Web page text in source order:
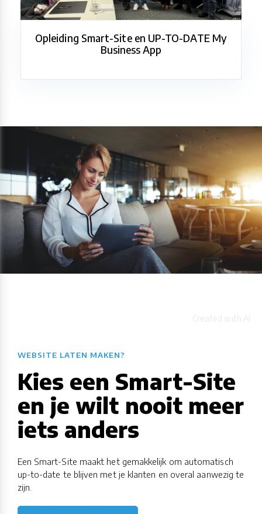
Opleiding Smart-Site en UP-TO-DATE My
Business App
WEBSITE LATEN MAKEN?
Kies een Smart-Site
en je wilt nooit meer
iets anders
Een Smart-Site maakt het gemakkelijk om automatisch
up-to-date te blijven met je klanten en overal aanwezig te
zijn.